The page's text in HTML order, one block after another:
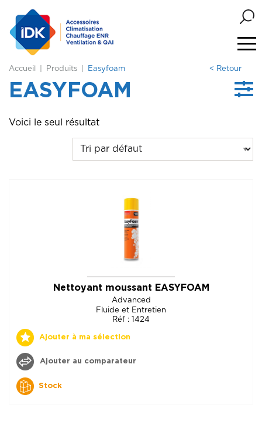
Accueil Produits Easyfoam < Retour
EASYFOAM
Voici le seul résultat
Nettoyant moussant EASYFOAM
Advanced
Fluide et Entretien
Réf : 1424
Ajouter à ma sélection
Ajouter au comparateur
Stock